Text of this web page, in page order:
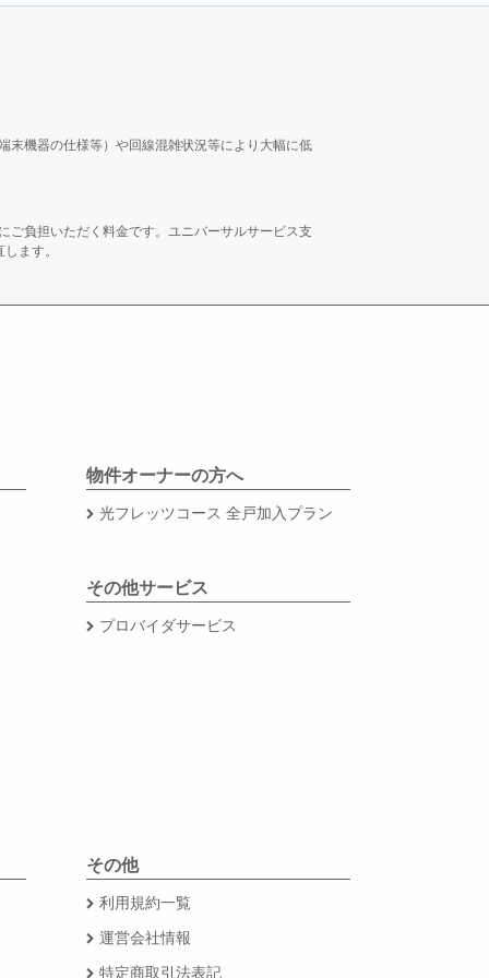
末機器の仕様等）や回線混雑状況等により大幅に低
ご負担いただく料金です。ユニバーサルサービス支
ます。
物件オーナーの方へ
光フレッツコース 全戸加入プラン
その他サービス
プロバイダサービス
その他
利用規約一覧
運営会社情報
特定商取引法表記